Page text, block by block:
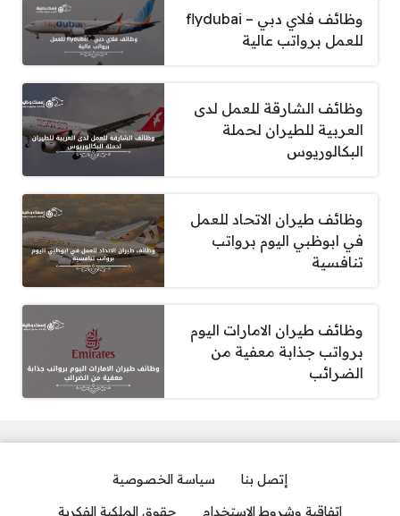
وظائف فلاي دبي – flydubai
للعمل برواتب عالية
وظائف الشارقة للعمل لدى
العربية للطيران لحملة
البكالوريوس
وظائف طيران الاتحاد للعمل
في ابوظبي اليوم برواتب
تنافسية
وظائف طيران الامارات اليوم
برواتب جذابة معفية من
الضرائب
إتصل بنا
سياسة الخصوصية
اتفاقية وشروط الاستخدام
حقوق الملكية الفكرية